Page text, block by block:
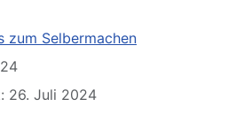
zum Selbermachen
26. Juli 2024